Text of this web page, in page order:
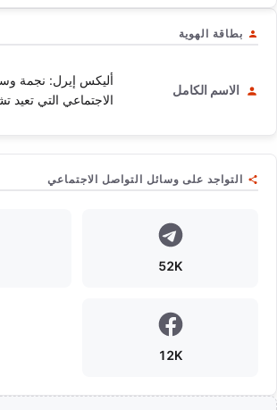
بطاقة الهوية
الاسم الكامل
أليكس إيرل: نجمة
الاجتماعي التي تعيد
التواجد على وسائل التواصل الاجتماعي
52K
12K